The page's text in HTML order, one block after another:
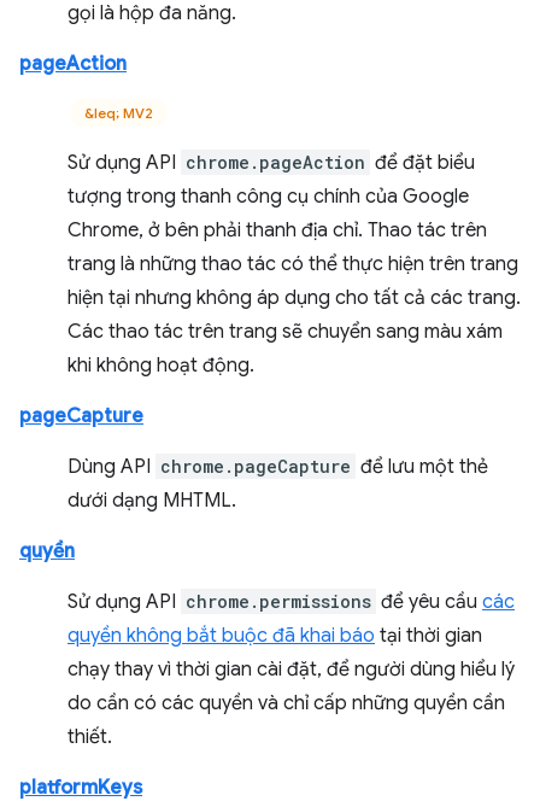
gọi là hộp đa năng.
pageAction
&leq; MV2
Sử dụng API chrome.pageAction để đặt biểu
tượng trong thanh công cụ chính của Google
Chrome, ở bên phải thanh địa chỉ. Thao tác trên
trang là những thao tác có thể thực hiện trên trang
hiện tại nhưng không áp dụng cho tất cả các trang.
Các thao tác trên trang sẽ chuyển sang màu xám
khi không hoạt động.
pageCapture
Dùng API chrome.pageCapture để lưu một thẻ
dưới dạng MHTML.
quyền
Sử dụng API chrome.permissions để yêu cầu các
quyền không bắt buộc đã khai báo tại thời gian
chạy thay vì thời gian cài đặt, để người dùng hiểu lý
do cần có các quyền và chỉ cấp những quyền cần
thiết.
platformKeys